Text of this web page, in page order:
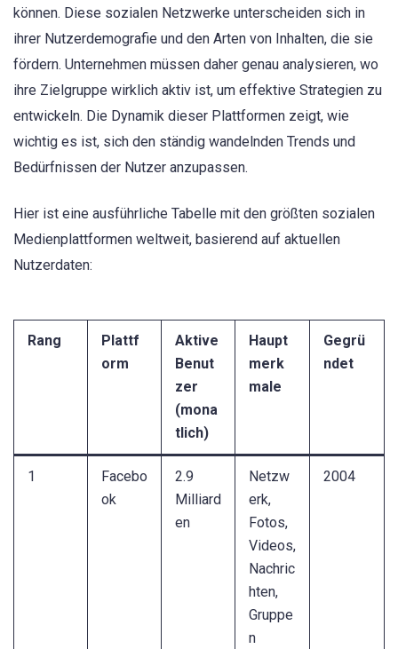
können. Diese sozialen Netzwerke unterscheiden sich in
ihrer Nutzerdemografie und den Arten von Inhalten, die sie
fördern. Unternehmen müssen daher genau analysieren, wo
ihre Zielgruppe wirklich aktiv ist, um effektive Strategien zu
entwickeln. Die Dynamik dieser Plattformen zeigt, wie
wichtig es ist, sich den ständig wandelnden Trends und
Bedürfnissen der Nutzer anzupassen.
Hier ist eine ausführliche Tabelle mit den größten sozialen
Medienplattformen weltweit, basierend auf aktuellen
Nutzerdaten:
Rang
Plattf
orm
Aktive
Benut
zer
(mona
tlich)
Haupt
merk
male
Gegrü
ndet
1
Facebo
ok
2.9
Milliard
en
Netzw
erk,
Fotos,
Videos,
Nachric
hten,
Gruppe
n
2004